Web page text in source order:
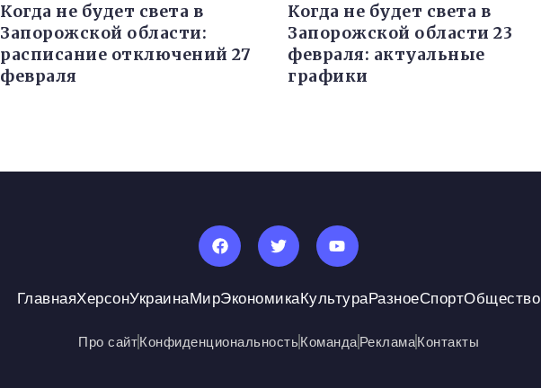
Когда не будет света в
Запорожской области:
расписание отключений 27
февраля
Когда не будет света в
Запорожской области 23
февраля: актуальные
графики
ГлавнаяХерсонУкраинаМирЭкономикаКультураРазноеСпортОбщество
Про сайтКонфиденциональностьКомандаРекламаКонтакты